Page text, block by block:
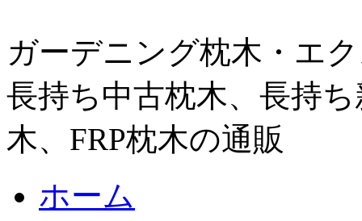
ガーデニング枕木・エ
長持ち中古枕木、長持
木、FRP枕木の通販
ホーム